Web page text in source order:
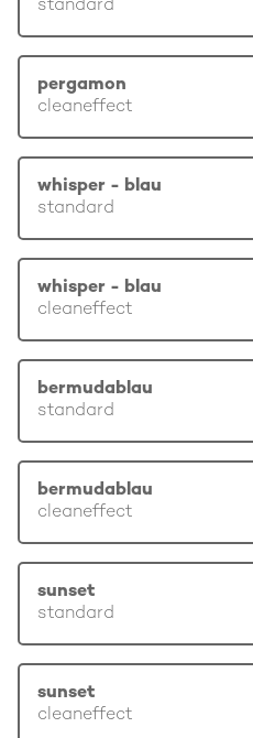
standard
pergamon
cleaneffect
whisper - blau
standard
whisper - blau
cleaneffect
bermudablau
standard
bermudablau
cleaneffect
sunset
standard
sunset
cleaneffect